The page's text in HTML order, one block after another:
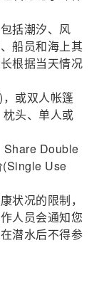
括潮汐、风
船员和海上其
根据当天情况
或双人帐篷
头、单人或
Share Double
(Single Use
状况的限制，
人员会通知您
潜水后不得参